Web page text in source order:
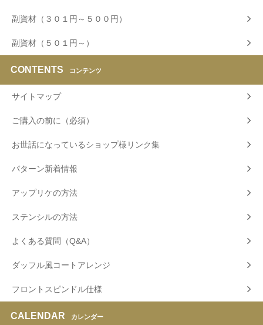
副資材（３０１円～５００円）
副資材（５０１円～）
CONTENTS コンテンツ
サイトマップ
ご購入の前に（必須）
お世話になっているショップ様リンク集
パターン新着情報
アップリケの方法
ステンシルの方法
よくある質問（Q&A）
ダッフル風コートアレンジ
フロントスピンドル仕様
CALENDAR カレンダー